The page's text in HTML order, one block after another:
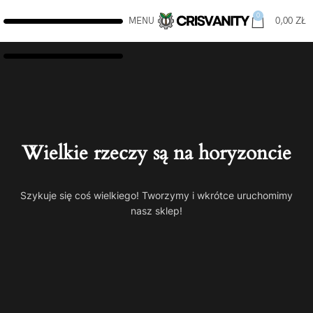
MENU 0 0,00 ZŁ
Wielkie rzeczy są na horyzoncie
Szykuje się coś wielkiego! Tworzymy i wkrótce uruchomimy
nasz sklep!